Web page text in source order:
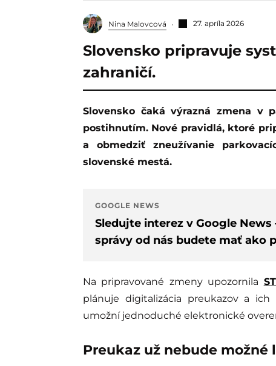
Nina Malovcová 27. apríla 2026
Slovensko pripravuje
zahraničí.
Slovensko čaká výrazná zmena v parkovaní pre osoby s ťažkým zdravotným
postihnutím. Nové pravidlá, ktoré
a obmedziť zneužívanie
slovenské mestá.
GOOGLE NEWS
Sledujte interez v Google
správy od nás budete mať ako
Na pripravované zmeny upozornila
plánuje digitalizácia preukazov a
umožní jednoduché elektronické
Preukaz už nebude